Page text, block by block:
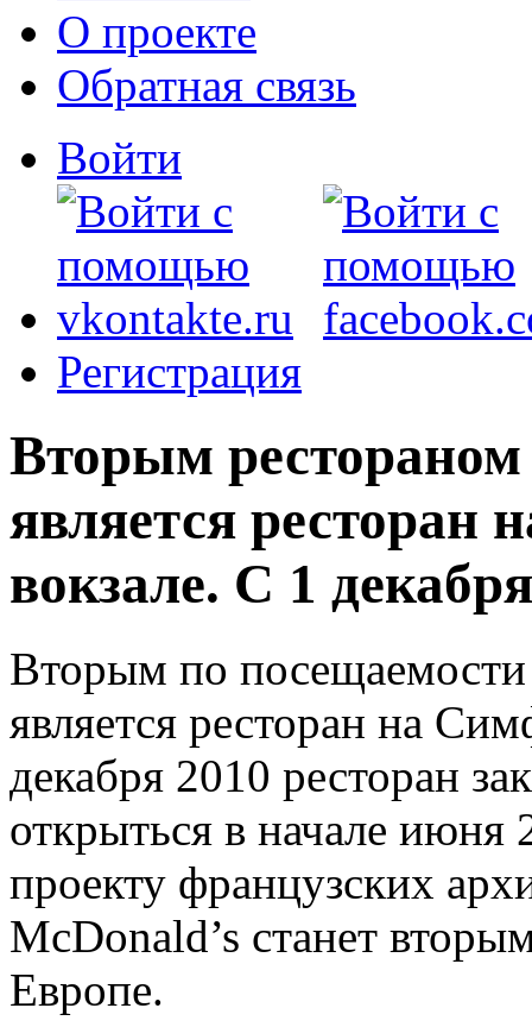
О проекте
Обратная связь
Войти
Регистрация
Вторым
является ресторан
вокзале. С 1
Вторым по
является ресторан на
декабря 2010 ресторан
открыться в начале июня
проекту французских
McDonald’s станет
Европе.